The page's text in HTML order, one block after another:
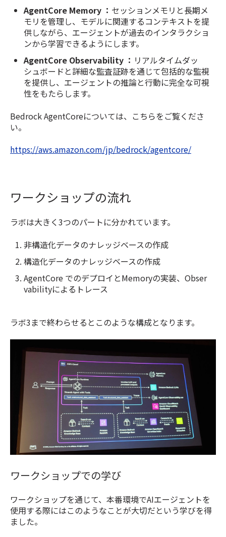
AgentCore Memory ： セッションメモリと長期メ
モリを管理し、モデルに関連するコンテキストを提
供しながら、エージェントが過去のインタラクショ
ンから学習できるようにします。
AgentCore Observability ： リアルタイムダッ
シュボードと詳細な監査証跡を通じて包括的な監視
を提供し、エージェントの推論と行動に完全な可視
性をもたらします。
Bedrock AgentCoreについては、こちらをご覧くださ
い。
https://aws.amazon.com/jp/bedrock/agentcore/
ワークショップの流れ
ラボは大きく3つのパートに分かれています。
非構造化データのナレッジベースの作成
構造化データのナレッジベースの作成
AgentCore でのデプロイとMemoryの実装、Obser
vabilityによるトレース
ラボ3まで終わらせるとこのような構成となります。
ワークショップでの学び
ワークショップを通じて、本番環境でAIエージェントを
使用する際にはこのようなことが大切だという学びを得
ました。